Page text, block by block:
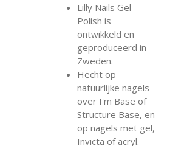
Lilly Nails Gel
Polish is
ontwikkeld en
geproduceerd in
Zweden.
Hecht op
natuurlijke nagels
over I'm Base of
Structure Base, en
op nagels met gel,
Invicta of acryl.